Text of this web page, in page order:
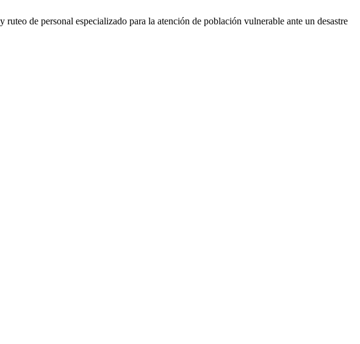
de personal especializado para la atención de población vulnerable ante un desastre